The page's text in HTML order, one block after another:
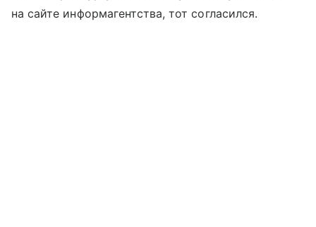
на сайте информагентства, тот согласился.